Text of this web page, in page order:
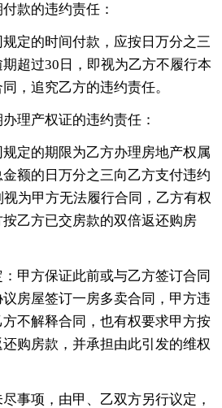
款的违约责任：
定的时间付款，应按日万分之三
超过30日，即视为乙方不履行本
，追究乙方的违约责任。
理产权证的违约责任：
定的期限为乙方办理房地产权属
额的日万分之三向乙方支付违约
为甲方无法履行合同，乙方有权
乙方已交房款的双倍返还购房
甲方保证此前或与乙方签订合同
房屋签订一房多卖合同，甲方违
不解释合同，也有权要求甲方按
购房款，并承担由此引发的维权
事项，由甲、乙双方另行议定，